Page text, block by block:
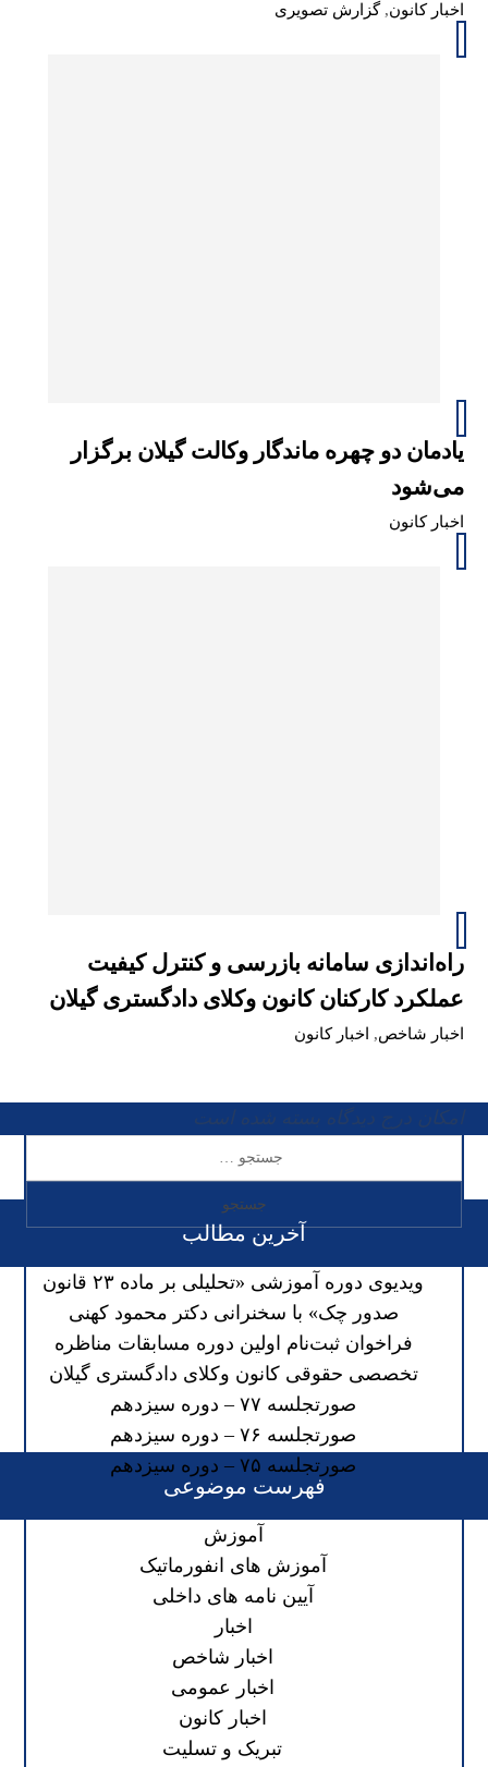
اخبار کانون,گزارش تصویری
یادمان دو چهره ماندگار وکالت گیلان برگزار
می‌شود
اخبار کانون
راه‌اندازی سامانه بازرسی و کنترل کیفیت
عملکرد کارکنان کانون وکلای دادگستری گیلان
اخبار شاخص, اخبار کانون
آخرین مطالب
ویدیوی دوره آموزشی «تحلیلی بر ماده ۲۳ قانون
صدور چک» با سخنرانی دکتر محمود کهنی
فراخوان ثبت‌نام اولین دوره مسابقات مناظره
تخصصی حقوقی کانون وکلای دادگستری گیلان
صورتجلسه ۷۷ – دوره سیزدهم
صورتجلسه ۷۶ – دوره سیزدهم
صورتجلسه ۷۵ – دوره سیزدهم
فهرست موضوعی
آموزش
آموزش های انفورماتیک
آیین نامه های داخلی
اخبار
اخبار شاخص
اخبار عمومی
اخبار کانون
تبریک و تسلیت